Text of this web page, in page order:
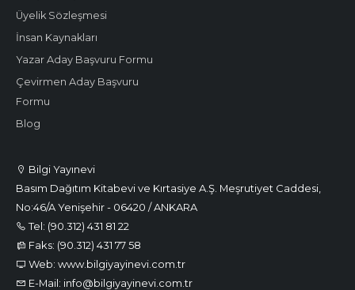
Bilgi Yayınevi
Basım Dağıtım Kitabevi ve Kırtasiye A.Ş. Meşrutiyet Caddesi,
No:46/A Yenişehir - 06420 / ANKARA
Tel: (90.312) 431 81 22
Faks: (90.312) 431 77 58
Web: www.bilgiyayinevi.com.tr
E-Mail: info@bilgiyayinevi.com.tr
Üyelik Sözleşmesi
İnsan Kaynakları
Yazar Aday Başvuru Formu
Çevirmen Aday Başvuru
Formu
Blog